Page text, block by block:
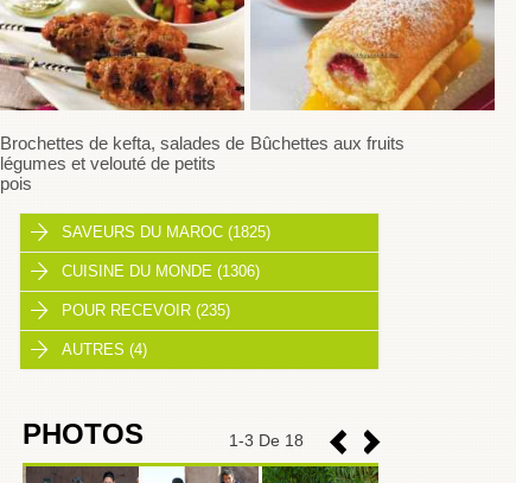
Brochettes de kefta, salades de
légumes et velouté de petits
pois
Bûchettes aux fruits
SAVEURS DU MAROC (1825)
CUISINE DU MONDE (1306)
POUR RECEVOIR (235)
AUTRES (4)
1-3 De 18
PHOTOS